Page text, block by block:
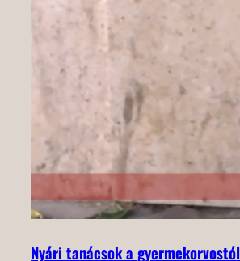
Nyári tanácsok a gyermekorvostól